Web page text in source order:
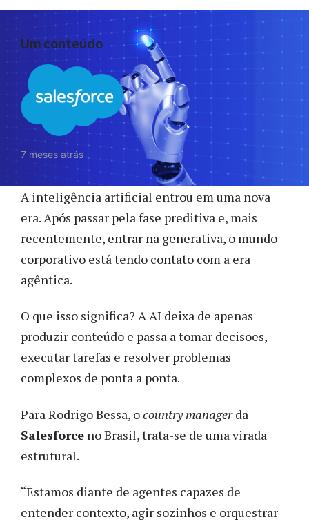
Um conteúdo
7 meses atrás
A inteligência artificial entrou em uma nova
era. Após passar pela fase preditiva e, mais
recentemente, entrar na generativa, o mundo
corporativo está tendo contato com a era
agêntica.
O que isso significa? A AI deixa de apenas
produzir conteúdo e passa a tomar decisões,
executar tarefas e resolver problemas
complexos de ponta a ponta.
Para Rodrigo Bessa, ocountry managerda
Salesforce no Brasil, trata-se de uma virada
estrutural.
“Estamos diante de agentes capazes de
entender contexto, agir sozinhos e orquestrar